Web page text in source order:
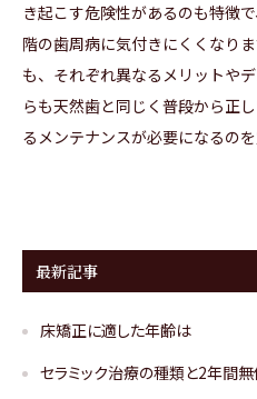
き起こす危険性があるのも特徴
階の歯周病に気付きにくくなり
も、それぞれ異なるメリットや
らも天然歯と同じく普段から正
るメンテナンスが必要になるのを
最新記事
床矯正に適した年齢は
セラミック治療の種類と2年間